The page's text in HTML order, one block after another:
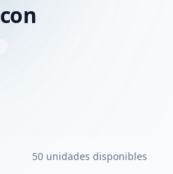
50 unidades disponibles